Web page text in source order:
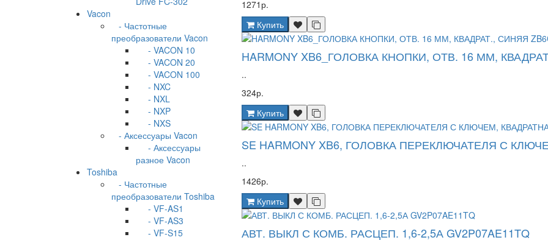
Vacon
- Частотные
преобразователи Vacon
- VACON 10
- VACON 20
- VACON 100
- NXC
- NXL
- NXP
- NXS
- Аксессуары Vacon
- Аксессуары
разное Vacon
Toshiba
- Частотные
преобразователи Toshiba
- VF-AS1
- VF-AS3
- VF-S15
1271р.
Купить
HARMONY XB6_ГОЛОВКА КНОПКИ, ОТВ. 16 ММ,
..
324р.
Купить
SE HARMONY XB6, ГОЛОВКА ПЕРЕКЛЮЧАТЕЛЯ С
..
1426р.
Купить
АВТ. ВЫКЛ С КОМБ. РАСЦЕП. 1,6-2,5А GV2P07AE11TQ